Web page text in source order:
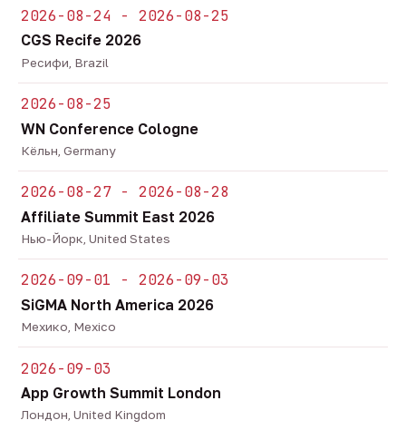
2026-08-24 - 2026-08-25
CGS Recife 2026
Ресифи, Brazil
2026-08-25
WN Conference Cologne
Кёльн, Germany
2026-08-27 - 2026-08-28
Affiliate Summit East 2026
Нью-Йорк, United States
2026-09-01 - 2026-09-03
SiGMA North America 2026
Мехико, Mexico
2026-09-03
App Growth Summit London
Лондон, United Kingdom